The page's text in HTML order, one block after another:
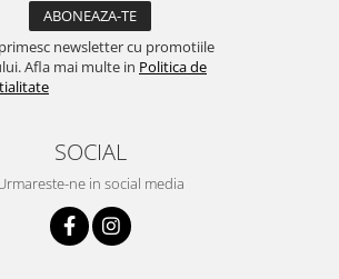
electrice
newsletter cu promotiile
Afla mai multe in Politica de
SOCIAL
ne in social media